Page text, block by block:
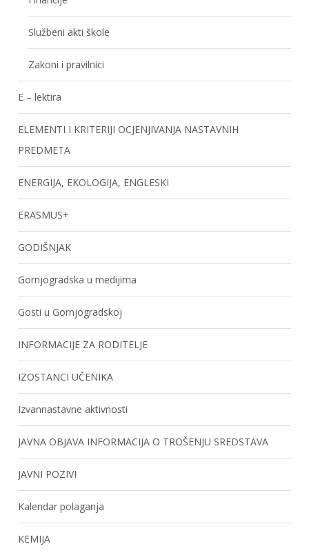
Službeni akti škole
Zakoni i pravilnici
E – lektira
ELEMENTI I KRITERIJI OCJENJIVANJA NASTAVNIH
PREDMETA
ENERGIJA, EKOLOGIJA, ENGLESKI
ERASMUS+
GODIŠNJAK
Gornjogradska u medijima
Gosti u Gornjogradskoj
INFORMACIJE ZA RODITELJE
IZOSTANCI UČENIKA
Izvannastavne aktivnosti
JAVNA OBJAVA INFORMACIJA O TROŠENJU SREDSTAVA
JAVNI POZIVI
Kalendar polaganja
KEMIJA